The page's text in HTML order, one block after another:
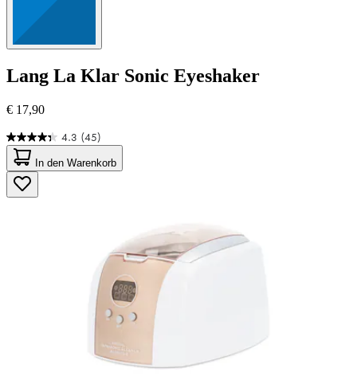
Lang La Klar Sonic Eyeshaker
€ 17,90
4.3 (45)
4.3
von
5
Sternen.
45
In den Warenkorb